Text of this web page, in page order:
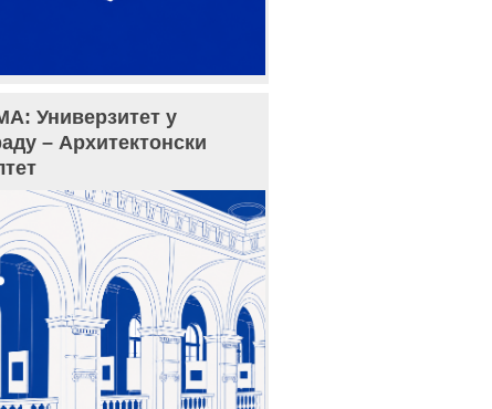
Универзитет у
– Архитектонски